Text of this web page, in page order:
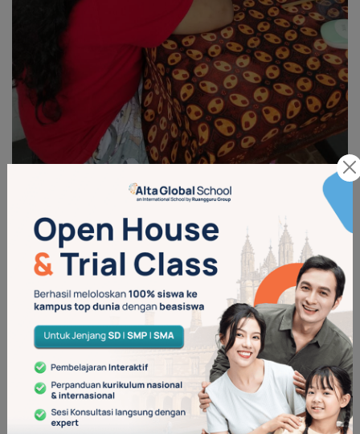
Khanza saat belajar di Alta School (Sumber: dok. pribadi)
Pesan untuk Calon Orang Tua
Murid
“Pesan untuk calon orang tua murid yang ingin bergabung
adalah bagi saya seorang pekerja seni sekolah online ini
menjadi sekolah utama untuk anak saya karena lebih